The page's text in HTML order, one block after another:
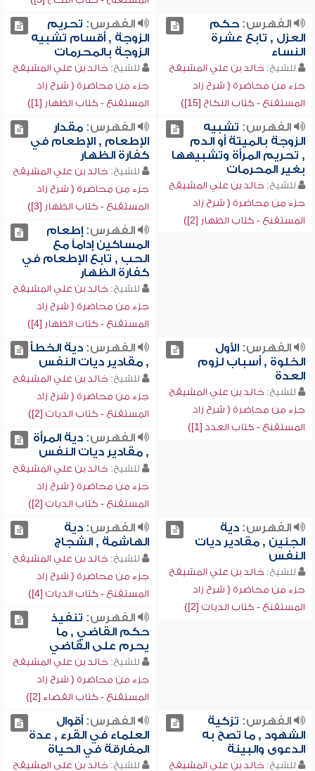
الفهرس:حكم
العزل , تابع عشرة
النساء
للشيخ: خالد بن علي المشيقح
جزء من محاضرة ( شرح زاد
المستقنع - كتاب النكاح [15])
الفهرس: تحريم
الزوجة , أقسام تشبيه
الزوجة بالمحرمات
للشيخ: خالد بن علي المشيقح
جزء من محاضرة ( شرح زاد
المستقنع - كتاب الظهار [1])
الفهرس: تشبيه
الزوجة بالميتة أو الدم
, تحريم المرأة وتشبيهها
بغير المحرمات
للشيخ: خالد بن علي المشيقح
جزء من محاضرة ( شرح زاد
المستقنع - كتاب الظهار [2])
الفهرس:مقدار
الإطعام , الإطعام في
كفارة الظهار
للشيخ: خالد بن علي المشيقح
جزء من محاضرة ( شرح زاد
المستقنع - كتاب الظهار [3])
الفهرس:إطعام
المساكين إداماً مع
الحب , تابع الإطعام في
كفارة الظهار
للشيخ: خالد بن علي المشيقح
جزء من محاضرة ( شرح زاد
المستقنع - كتاب الظهار [4])
الفهرس:الأول
الخلوة , أسباب لزوم
العدة
للشيخ: خالد بن علي المشيقح
جزء من محاضرة ( شرح زاد
المستقنع - كتاب العدد [1])
الفهرس:دية الخطأ
, مقادير ديات النفس
للشيخ: خالد بن علي المشيقح
جزء من محاضرة ( شرح زاد
المستقنع - كتاب الديات [2])
الفهرس:دية المرأة
, مقادير ديات النفس
للشيخ: خالد بن علي المشيقح
جزء من محاضرة ( شرح زاد
المستقنع - كتاب الديات [2])
الفهرس:دية
الجنين , مقادير ديات
النفس
للشيخ: خالد بن علي المشيقح
جزء من محاضرة ( شرح زاد
المستقنع - كتاب الديات [2])
الفهرس:دية
الهاشمة , الشجاج
للشيخ: خالد بن علي المشيقح
جزء من محاضرة ( شرح زاد
المستقنع - كتاب الديات [4])
الفهرس: تنفيذ
حكم القاضي , ما
يحرم على القاضي
للشيخ: خالد بن علي المشيقح
جزء من محاضرة ( شرح زاد
المستقنع - كتاب القضاء [2])
الفهرس: تزكية
الشهود , ما تصح به
الدعوى والبينة
للشيخ: خالد بن علي المشيقح
الفهرس:أقوال
العلماء في القرء , عدة
المفارقة في الحياة
للشيخ: خالد بن علي المشيقح